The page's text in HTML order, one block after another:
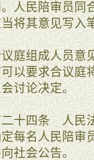
人民陪审员同
将其意见写入
组成人员意见
以要求合议庭
讨论决定。
四条 人民法
每名人民陪审
社会公告。